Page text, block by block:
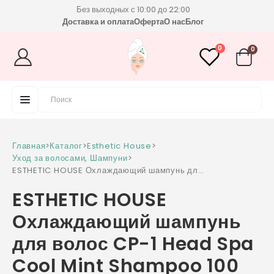
Без выходных с 10:00 до 22:00
Доставка и оплатаОфертаО насБлог
0 0
Главная>Каталог>Esthetic House>
Уход за волосами, Шампуни>
ESTHETIC HOUSE Охлаждающий шампунь для
100 мл
ESTHETIC HOUSE
Охлаждающий шампунь
для волос CP-1 Head Spa
Cool Mint Shampoo 100